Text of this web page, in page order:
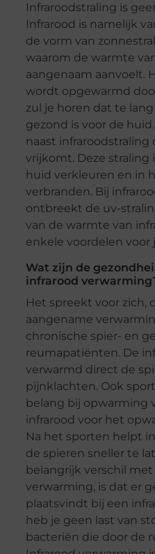
Infraroodstraling is
Infrarood is namelijk
de vorm van
waarom de warmte
aangenaam aanvoelt.
wordt opgewarmd
zul je horen dat te
gezond is voor de
naast infraroodstraling
vrijkomt. Deze straling
huid verkleuren en in
verbranden. Bij
ontbreekt de uv-
van de warmte van
enkele voordelen voor
Wat zijn de
infrarood
Het spreekt voor zich,
aangename
chronische spier- en
reumapatiënten. De
verwarmd direct de
pijnklachten. Ook
belang bij opwarming
infrarood voor het
Na het sporten helpt
de spieren sneller te
belangrijk verschil
verwarming, is dat er
plaatsvindt bij een
heb je geen last van
bacteriën die door de